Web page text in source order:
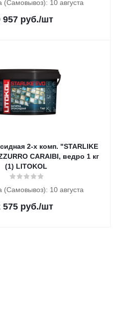
(Самовывоз): 10 августа
957руб./шт
2-х комп. "STARLIKE
CARAIBI, ведро 1 кг
(1) LITOKOL
(Самовывоз): 10 августа
575руб./шт